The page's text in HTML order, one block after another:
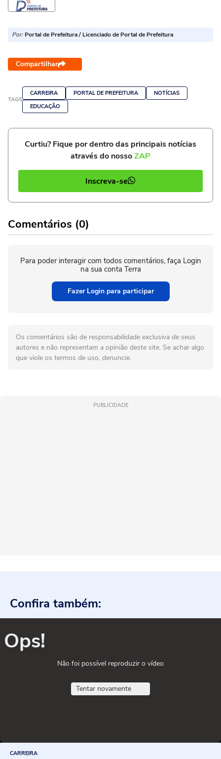
Por: Portal de Prefeitura / Licenciado de Portal de Prefeitura
Compartilhar
TAGS
CARREIRA PORTAL DE PREFEITURA
NOTÍCIAS
EDUCAÇÃO
Curtiu? Fique por dentro das principais notícias
através do nossoZAP
Inscreva-se
Comentários (0)
Para poder interagir com todos comentários, faça Login
na sua conta Terra
Fazer Login para participar
Os comentários são de responsabilidade exclusiva de seus
autores e não representam a opinião deste site. Se achar algo
que viole os termos de uso, denuncie.
PUBLICIDADE
Confira também:
Ops!
Não foi possível reproduzir o vídeo
Tentar novamente
CARREIRA